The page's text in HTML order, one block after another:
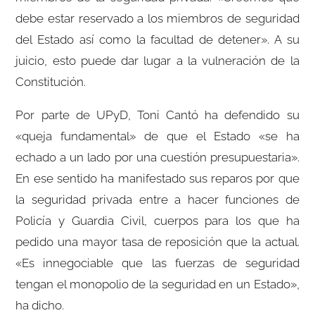
debe estar reservado a los miembros de seguridad
del Estado así como la facultad de detener». A su
juicio, esto puede dar lugar a la vulneración de la
Constitución.
Por parte de UPyD, Toni Cantó ha defendido su
«queja fundamental» de que el Estado «se ha
echado a un lado por una cuestión presupuestaria».
En ese sentido ha manifestado sus reparos por que
la seguridad privada entre a hacer funciones de
Policía y Guardia Civil, cuerpos para los que ha
pedido una mayor tasa de reposición que la actual.
«Es innegociable que las fuerzas de seguridad
tengan el monopolio de la seguridad en un Estado»,
ha dicho.